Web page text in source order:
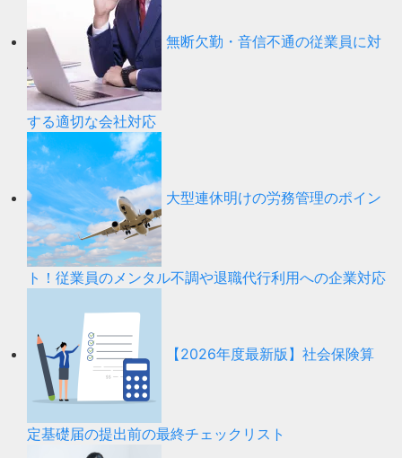
無断欠勤・音信不通の従業員に対
する適切な会社対応
大型連休明けの労務管理のポイン
ト！従業員のメンタル不調や退職代行利用への企業対応
【2026年度最新版】社会保険算
定基礎届の提出前の最終チェックリスト